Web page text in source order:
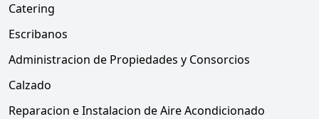
Catering
Escribanos
Administracion de Propiedades y Consorcios
Calzado
Reparacion e Instalacion de Aire Acondicionado